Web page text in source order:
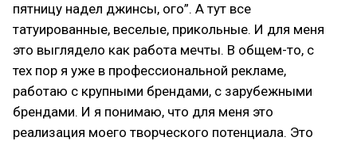
пятницу надел джинсы, ого”. А тут все
татуированные, веселые, прикольные. И для меня
это выглядело как работа мечты. В общем-то, с
тех пор я уже в профессиональной рекламе,
работаю с крупными брендами, с зарубежными
брендами. И я понимаю, что для меня это
реализация моего творческого потенциала. Это